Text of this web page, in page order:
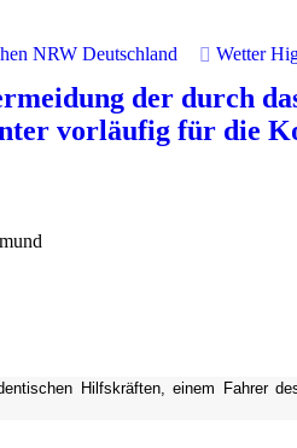
NRW Deutschland Wetter
der durch
vorläufig für die
Hilfskräften, einem Fahrer